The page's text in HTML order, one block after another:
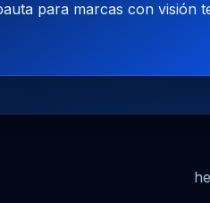
para marcas con visión